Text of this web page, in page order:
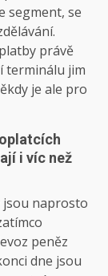
segment, se
právě
terminálu jim
je ale pro
i víc než
jsou naprosto
peněz
dne jsou